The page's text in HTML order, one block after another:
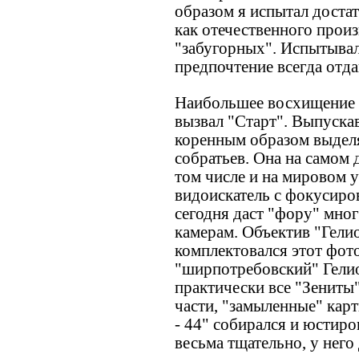
образом я испытал
как отечественного
"забугорных".
предпочтение всегда
Наибольшее восхищение
вызвал "Старт".
коренным образом
собратьев. Она на самом
том числе и на мировом
видоискатель с
сегодня даст "фору"
камерам. Объектив
комплектовался этот
"ширпотребовский"
практически все
части, "замыленные"
- 44" собирался и
весьма тщательно, у